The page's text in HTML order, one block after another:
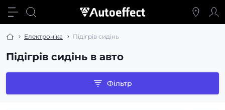
Електроніка Підігрів сидінь
Підігрів сидінь в авто
Фільтр